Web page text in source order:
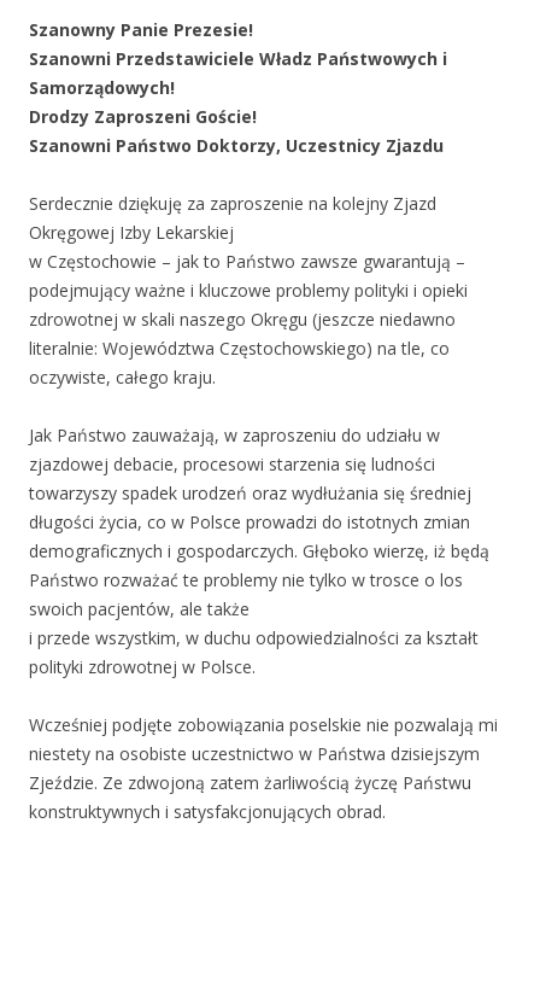
Szanowny Panie Prezesie!
Szanowni Przedstawiciele Władz Państwowych i
Samorządowych!
Drodzy Zaproszeni Goście!
Szanowni Państwo Doktorzy, Uczestnicy Zjazdu
Serdecznie dziękuję za zaproszenie na kolejny Zjazd
Okręgowej Izby Lekarskiej
w Częstochowie – jak to Państwo zawsze gwarantują –
podejmujący ważne i kluczowe problemy polityki i opieki
zdrowotnej w skali naszego Okręgu (jeszcze niedawno
literalnie: Województwa Częstochowskiego) na tle, co
oczywiste, całego kraju.
Jak Państwo zauważają, w zaproszeniu do udziału w
zjazdowej debacie, procesowi starzenia się ludności
towarzyszy spadek urodzeń oraz wydłużania się średniej
długości życia, co w Polsce prowadzi do istotnych zmian
demograficznych i gospodarczych. Głęboko wierzę, iż będą
Państwo rozważać te problemy nie tylko w trosce o los
swoich pacjentów, ale także
i przede wszystkim, w duchu odpowiedzialności za kształt
polityki zdrowotnej w Polsce.
Wcześniej podjęte zobowiązania poselskie nie pozwalają mi
niestety na osobiste uczestnictwo w Państwa dzisiejszym
Zjeździe. Ze zdwojoną zatem żarliwością życzę Państwu
konstruktywnych i satysfakcjonujących obrad.